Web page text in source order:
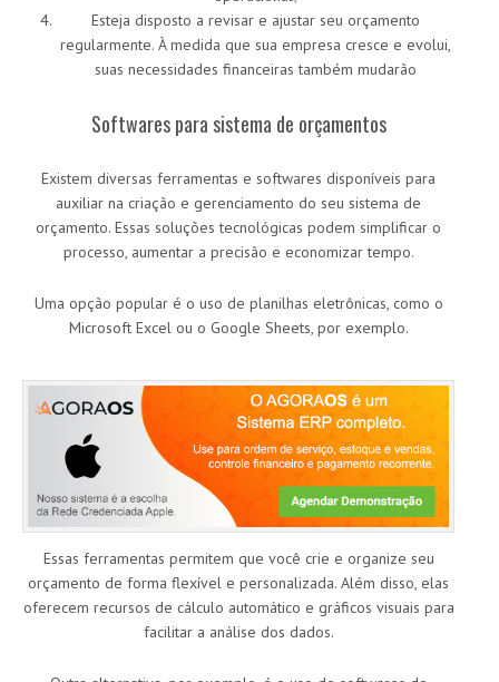
Esteja disposto a revisar e ajustar seu orçamento
regularmente. À medida que sua empresa cresce e evolui,
suas necessidades financeiras também mudarão
Softwares para sistema de orçamentos
Existem diversas ferramentas e softwares disponíveis para
auxiliar na criação e gerenciamento do seu sistema de
orçamento. Essas soluções tecnológicas podem simplificar o
processo, aumentar a precisão e economizar tempo.
Uma opção popular é o uso de planilhas eletrônicas, como o
Microsoft Excel ou o Google Sheets, por exemplo.
Essas ferramentas permitem que você crie e organize seu
orçamento de forma flexível e personalizada. Além disso, elas
oferecem recursos de cálculo automático e gráficos visuais para
facilitar a análise dos dados.